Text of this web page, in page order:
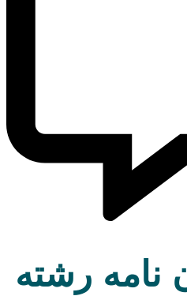
نامه رشته